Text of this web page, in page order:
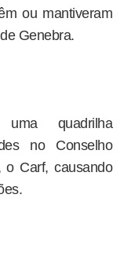
ou mantiveram
Genebra.
quadrilha
no Conselho
o Carf, causando